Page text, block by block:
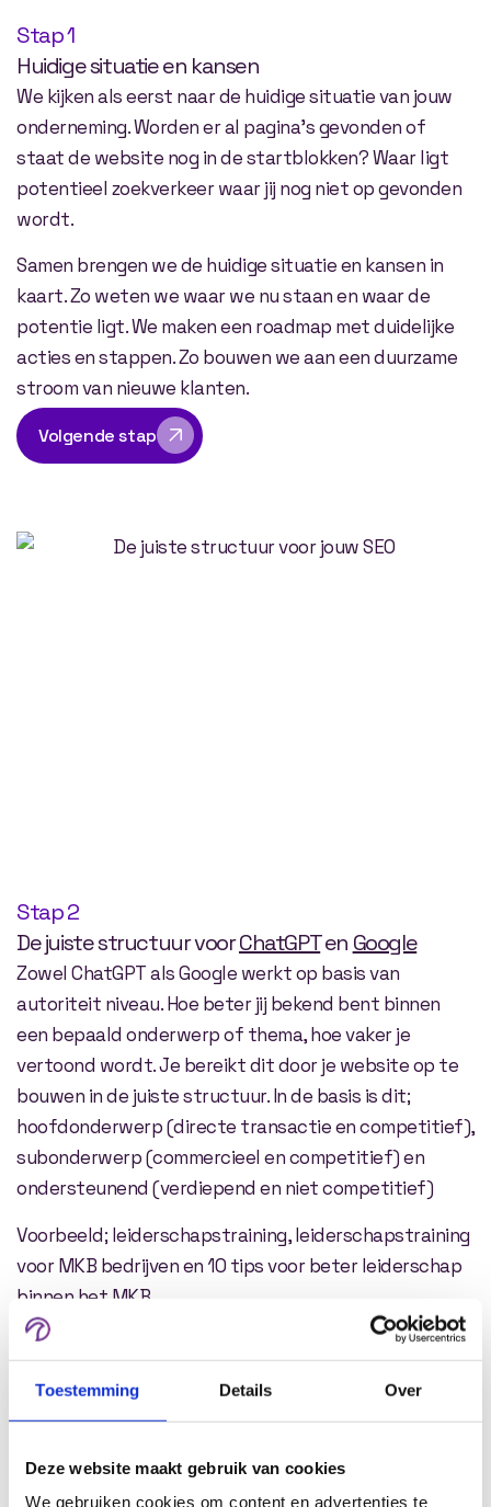
Toestemming Details Over
Deze website maakt gebruik van cookies
We gebruiken cookies om content en advertenties te
Stap 1
Huidige situatie en kansen
We kijken als eerst naar de huidige situatie van jouw
onderneming. Worden er al pagina’s gevonden of
staat de website nog in de startblokken? Waar ligt
potentieel zoekverkeer waar jij nog niet op gevonden
wordt.
Samen brengen we de huidige situatie en kansen in
kaart. Zo weten we waar we nu staan en waar de
potentie ligt. We maken een roadmap met duidelijke
acties en stappen. Zo bouwen we aan een duurzame
stroom van nieuwe klanten.
Volgende stap
Stap 2
De juiste structuur voorChatGPTen Google
Zowel ChatGPT als Google werkt op basis van
autoriteit niveau. Hoe beter jij bekend bent binnen
een bepaald onderwerp of thema, hoe vaker je
vertoond wordt. Je bereikt dit door je website op te
bouwen in de juiste structuur. In de basis is dit;
hoofdonderwerp (directe transactie en competitief),
subonderwerp (commercieel en competitief) en
ondersteunend (verdiepend en niet competitief)
Voorbeeld; leiderschapstraining, leiderschapstraining
voor MKB bedrijven en 10 tips voor beter leiderschap
binnen het MKB.
Volgende stap